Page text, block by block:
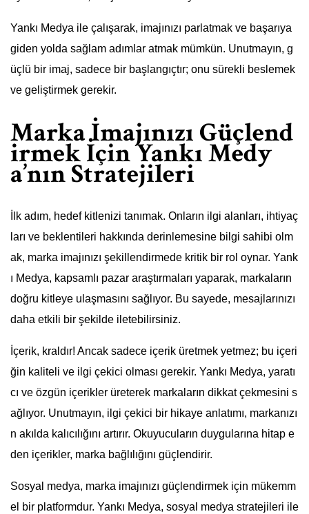
Yankı Medya ile çalışarak, imajınızı parlatmak ve başarıya
giden yolda sağlam adımlar atmak mümkün. Unutmayın, g
üçlü bir imaj, sadece bir başlangıçtır; onu sürekli beslemek
ve geliştirmek gerekir.
Marka İmajınızı Güçlend
irmek İçin Yankı Medy
a’nın Stratejileri
İlk adım, hedef kitlenizi tanımak. Onların ilgi alanları, ihtiyaç
ları ve beklentileri hakkında derinlemesine bilgi sahibi olm
ak, marka imajınızı şekillendirmede kritik bir rol oynar. Yank
ı Medya, kapsamlı pazar araştırmaları yaparak, markaların
doğru kitleye ulaşmasını sağlıyor. Bu sayede, mesajlarınızı
daha etkili bir şekilde iletebilirsiniz.
İçerik, kraldır! Ancak sadece içerik üretmek yetmez; bu içeri
ğin kaliteli ve ilgi çekici olması gerekir. Yankı Medya, yaratı
cı ve özgün içerikler üreterek markaların dikkat çekmesini s
ağlıyor. Unutmayın, ilgi çekici bir hikaye anlatımı, markanızı
n akılda kalıcılığını artırır. Okuyucuların duygularına hitap e
den içerikler, marka bağlılığını güçlendirir.
Sosyal medya, marka imajınızı güçlendirmek için mükemm
el bir platformdur. Yankı Medya, sosyal medya stratejileri ile